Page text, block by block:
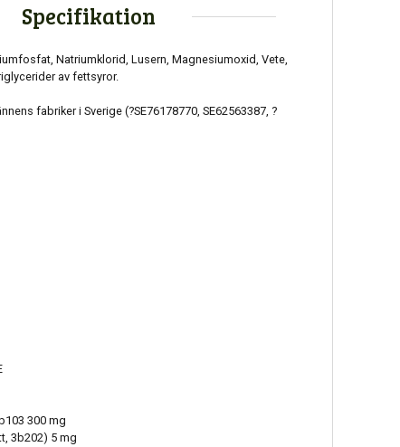
Specifikation
Natriumklorid, Lusern, Magnesiumoxid, Vete,
av fettsyror.
fabriker i Sverige (?SE76178770, SE62563387, ?
300 mg
3b202) 5 mg